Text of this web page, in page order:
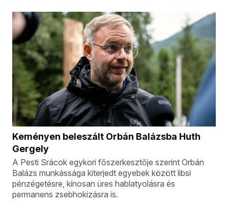
Keményen beleszált Orbán Balázsba Huth
Gergely
A Pesti Srácok egykori főszerkesztője szerint Orbán
Balázs munkássága kiterjedt egyebek között libsi
pénzégetésre, kínosan üres hablatyolásra és
permanens zsebhokizásra is.